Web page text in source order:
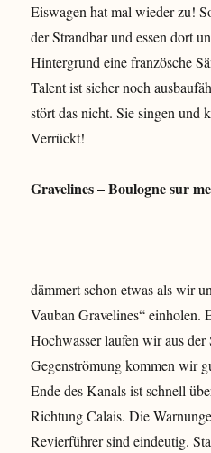
Eiswagen hat mal wieder zu!
der Strandbar und essen dort
Hintergrund eine französche
Talent ist sicher noch
stört das nicht. Sie singen und
Verrückt!
Gravelines – Boulogne sur
dämmert schon etwas als wir
Vauban Gravelines“ einholen.
Hochwasser laufen wir aus der
Gegenströmung kommen wir
Ende des Kanals ist schnell
Richtung Calais. Die
Revierführer sind eindeutig.